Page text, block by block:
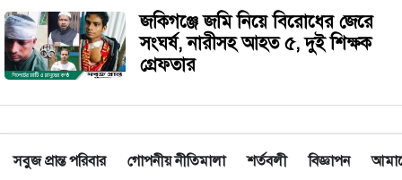
জকিগঞ্জে জমি নিয়ে বিরোধের জেরে
সংঘর্ষ, নারীসহ আহত ৫, দুই শিক্ষক
গ্রেফতার
সবুজ প্রান্ত পরিবার গোপনীয় নীতিমালা শর্তবলী বিজ্ঞাপন